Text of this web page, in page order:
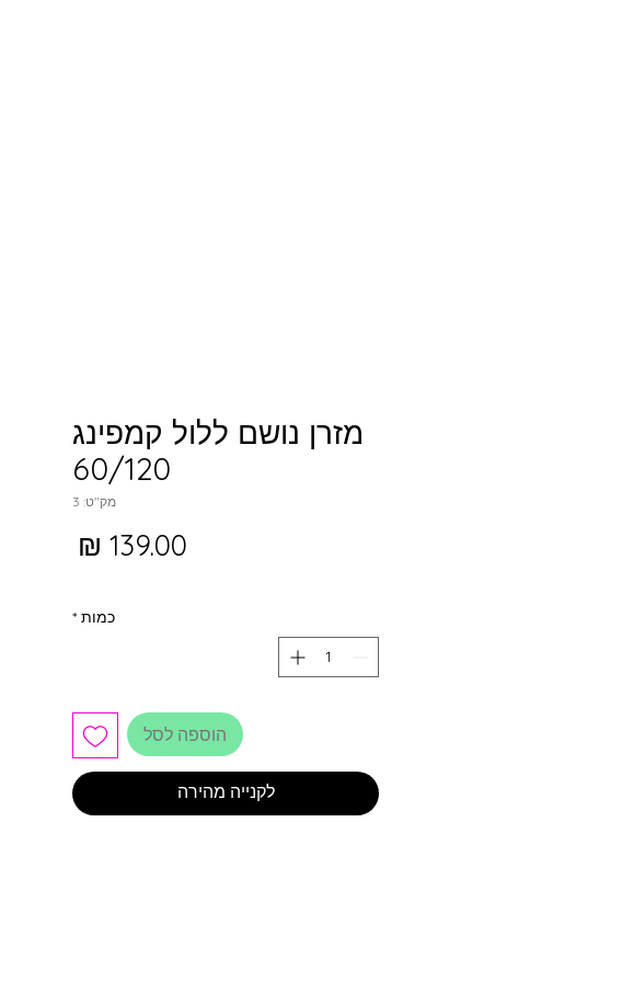
מזרן נושם ללול קמפינג
60/120
מק"ט: 3
כמות *
הוספה לסל
לקנייה מהירה